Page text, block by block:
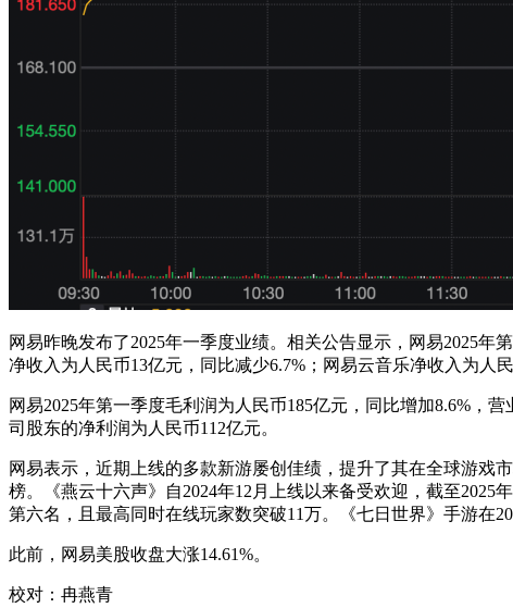
网易昨晚发布了2025年一季度业绩。相关公告显示，网易2025年
净收入为人民币13亿元，同比减少6.7%；网易云音乐净收入为人
网易2025年第一季度毛利润为人民币185亿元，同比增加8.6%，
司股东的净利润为人民币112亿元。
网易表示，近期上线的多款新游屡创佳绩，提升了其在全球游戏
榜。《燕云十六声》自2024年12月上线以来备受欢迎，截至2025
第六名，且最高同时在线玩家数突破11万。《七日世界》手游在
此前，网易美股收盘大涨14.61%。
校对：冉燕青